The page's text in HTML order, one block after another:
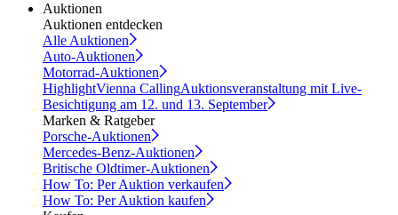
Auktionen
Auktionen entdecken
Alle Auktionen
Auto-Auktionen
Motorrad-Auktionen
HighlightVienna CallingAuktionsveranstaltung mit Live-
Besichtigung am 12. und 13. September
Marken & Ratgeber
Porsche-Auktionen
Mercedes-Benz-Auktionen
Britische Oldtimer-Auktionen
How To: Per Auktion verkaufen
How To: Per Auktion kaufen